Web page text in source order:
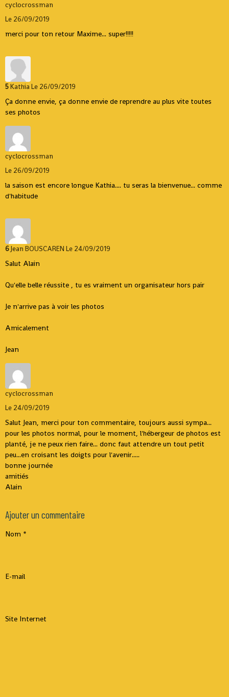
cyclocrossman
Le 26/09/2019
merci pour ton retour Maxime... super!!!!!
5Kathia Le 26/09/2019
Ça donne envie, ça donne envie de reprendre au plus vite toutes
ses photos
cyclocrossman
Le 26/09/2019
la saison est encore longue Kathia.... tu seras la bienvenue... comme
d'habitude
6Jean BOUSCAREN Le 24/09/2019
Salut Alain
Qu'elle belle réussite , tu es vraiment un organisateur hors pair
Je n'arrive pas à voir les photos
Amicalement
Jean
cyclocrossman
Le 24/09/2019
Salut Jean, merci pour ton commentaire, toujours aussi sympa...
pour les photos normal, pour le moment, l'hébergeur de photos est
planté, je ne peux rien faire... donc faut attendre un tout petit
peu...en croisant les doigts pour l'avenir.....
bonne journée
amitiés
Alain
Ajouter un commentaire
Nom
E-mail
Site Internet